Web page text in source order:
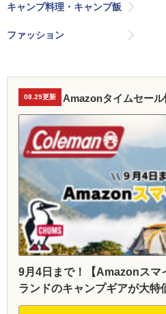
キャンプ料理・キャンプ飯
ファッション
08.29更新 Amazonタイムセール
9月4日まで！【Amazonスマ
ランドのキャンプギアが大特